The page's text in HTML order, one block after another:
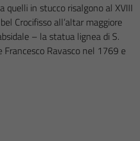
quelli in stucco risalgono al XVIII
Crocifisso all’altar maggiore
– la statua lignea di S.
Ravasco nel 1769 e